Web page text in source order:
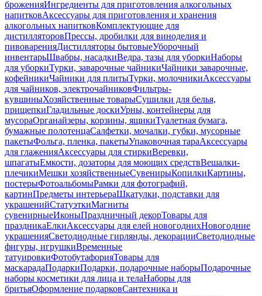
броженияИнгредиенты для приготовления алкогольных
напитковАксессуары для приготовления и хранения
алкогольных напитковКомплектующие для
дистилляторовПрессы, дробилки для виноделия и
пивоваренияДистилляторы бытовыеУборочный
инвентарьШвабры, насадкиВедра, тазы для уборкиНаборы
для уборкиТурки, заварочные чайникиЧайники заварочные,
кофейникиЧайники для плитыТурки, молочникиАксессуары
для чайников, электрочайниковФильтры-
кувшиныХозяйственные товарыСушилки для белья,
прищепкиГладильные доскиУрны, контейнеры для
мусораОрганайзеры, корзины, ящикиТуалетная бумага,
бумажные полотенцаСалфетки, мочалки, губки, мусорные
пакетыФольга, пленка, пакетыУпаковочная тараАксессуары
для глаженияАксессуары для стиркиВеревки,
шпагатыЕмкости, дозаторы для моющих средствВешалки-
плечикиМешки хозяйственныеСувенирыКопилкиКартины,
постерыФотоальбомыРамки для фотографий,
картинПредметы интерьераШкатулки, подставки для
украшенийСтатуэткиМагниты
сувенирныеИконыПраздничный декорТовары для
праздникаЕлкиАксессуары для елей новогоднихНовогодние
украшенияСветодиодные гирлянды, декорацииСветодиодные
фигуры, игрушкиВременные
татуировкиФотобутафорияТовары для
маскарадаПодаркиПодарки, подарочные наборыПодарочные
наборы косметики для лица и телаНаборы для
бритьяОформление подарковСантехника и